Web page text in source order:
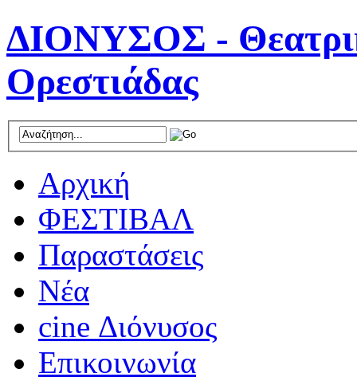
ΔΙΟΝΥΣΟΣ -
Ορεστιάδας
Αρχική
ΦΕΣΤΙΒΑΛ
Παραστάσεις
Νέα
cine Διόνυσος
Επικοινωνία